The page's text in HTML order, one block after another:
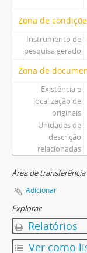
Zona de
Instrumento de
pesquisa gerado
Zona de
Existência e
localização de
originais
Unidades de
descrição
relacionadas
Área de transferência
Adicionar
Explorar
Relatórios
Ver como